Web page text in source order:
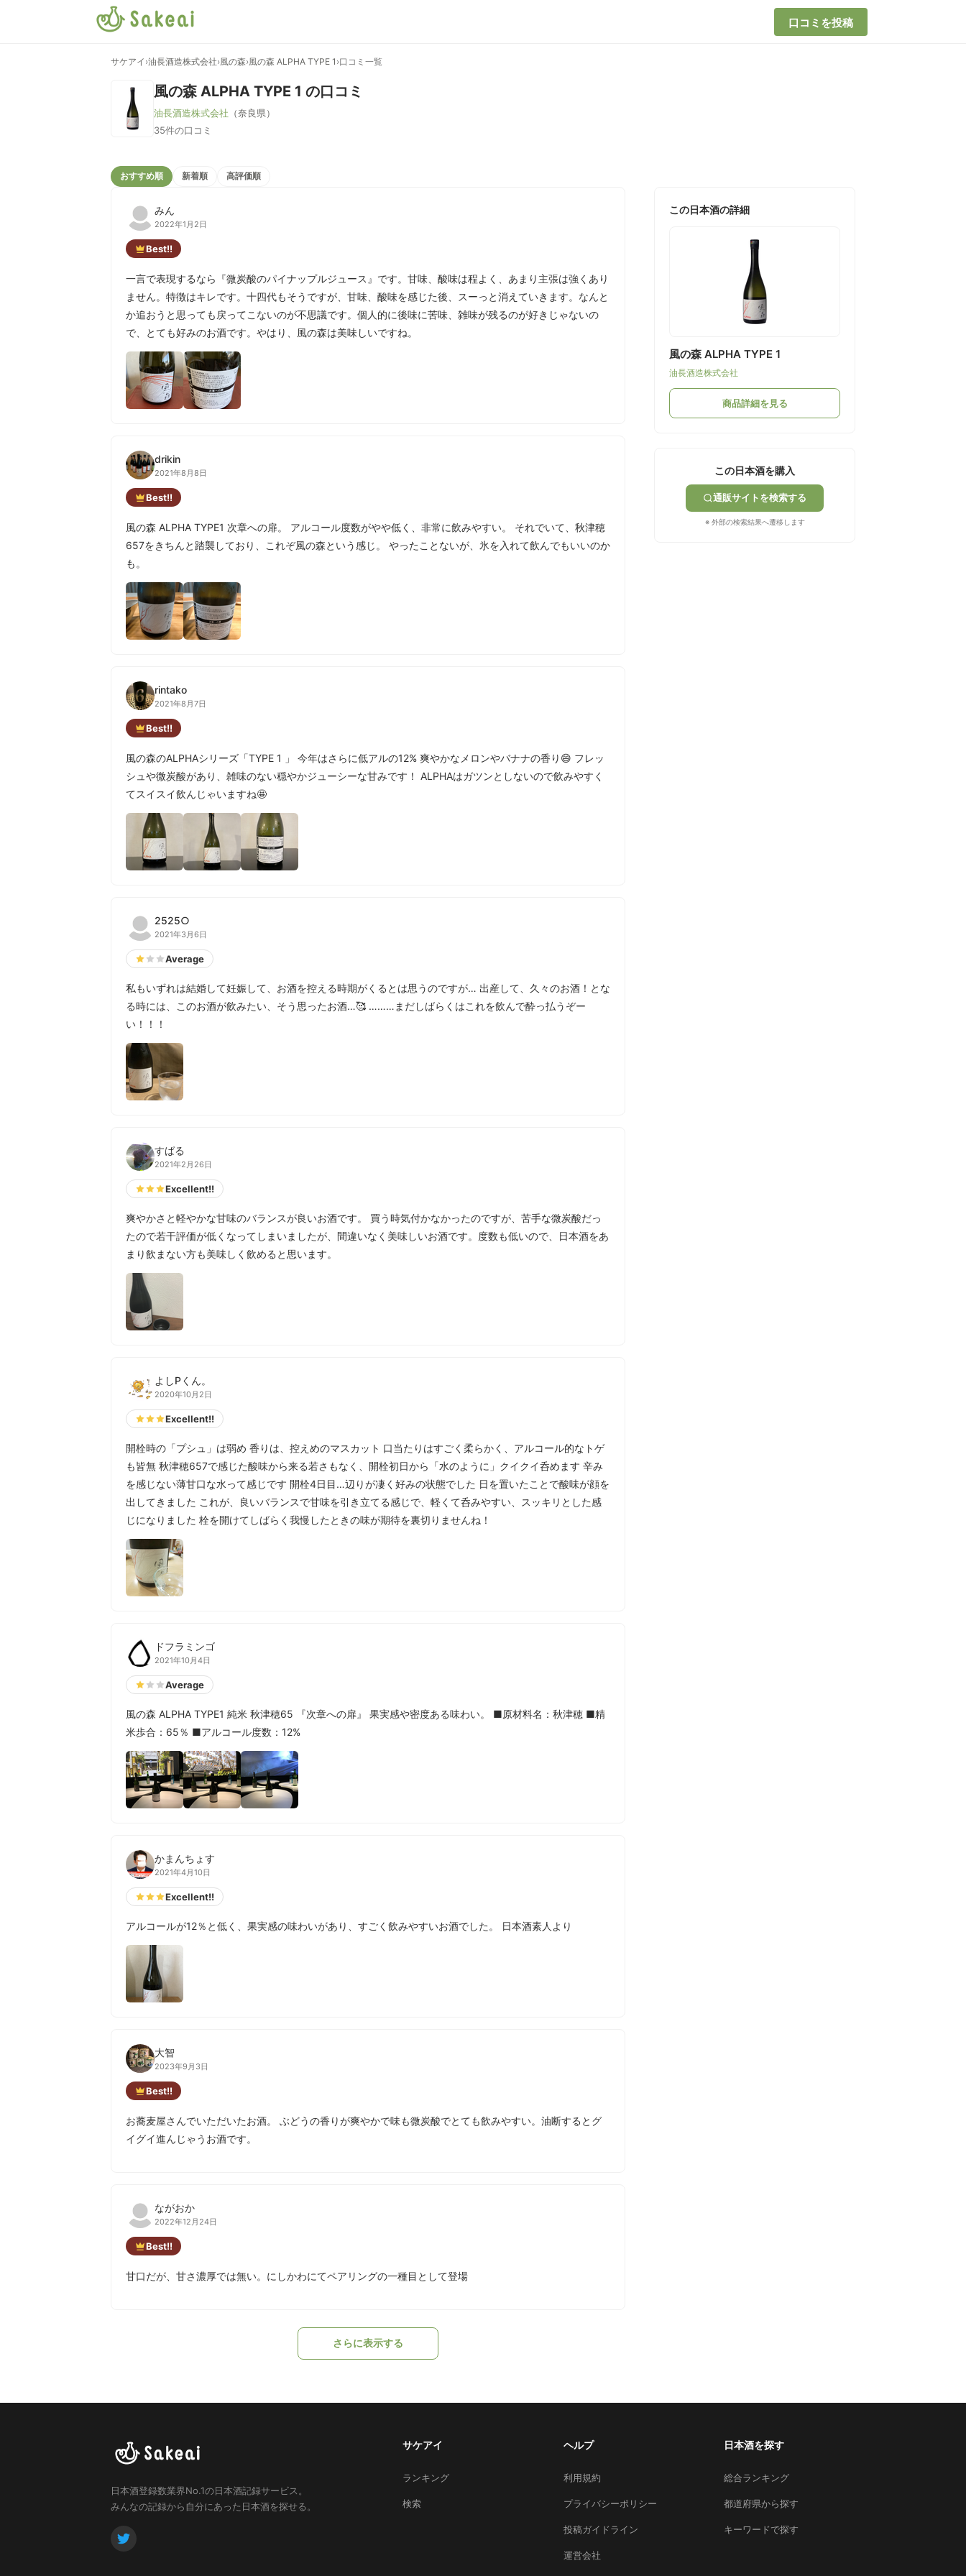
口コミを投稿
サケアイ ›油長酒造株式会社›風の森›風の森 ALPHA TYPE 1 ›口コミ一覧
風の森 ALPHA TYPE 1 の口コミ
油長酒造株式会社 （奈良県）
35件の口コミ
おすすめ順 新着順 高評価順
みん
2022年1月2日
Best!!
一言で表現するなら『微炭酸のパイナップルジュース』です。甘味、酸味は程よく、あまり主張は強くあり
ません。特徴はキレです。十四代もそうですが、甘味、酸味を感じた後、スーっと消えていきます。なんと
か追おうと思っても戻ってこないのが不思議です。個人的に後味に苦味、雑味が残るのが好きじゃないの
で、とても好みのお酒です。やはり、風の森は美味しいですね。
drikin
2021年8月8日
Best!!
風の森 ALPHA TYPE1 次章への扉。 アルコール度数がやや低く、非常に飲みやすい。 それでいて、秋津穂
657をきちんと踏襲しており、これぞ風の森という感じ。 やったことないが、氷を入れて飲んでもいいのか
も。
rintako
2021年8月7日
Best!!
風の森のALPHAシリーズ「TYPE 1 」 今年はさらに低アルの12% 爽やかなメロンやバナナの香り😄 フレッ
シュや微炭酸があり、雑味のない穏やかジューシーな甘みです！ ALPHAはガツンとしないので飲みやすく
てスイスイ飲んじゃいますね🤩
2525○
2021年3月6日
Average
私もいずれは結婚して妊娠して、お酒を控える時期がくるとは思うのですが… 出産して、久々のお酒！とな
る時には、このお酒が飲みたい、そう思ったお酒…🥰 ………まだしばらくはこれを飲んで酔っ払うぞー
い！！！
すばる
2021年2月26日
Excellent!!
爽やかさと軽やかな甘味のバランスが良いお酒です。 買う時気付かなかったのですが、苦手な微炭酸だっ
たので若干評価が低くなってしまいましたが、間違いなく美味しいお酒です。度数も低いので、日本酒をあ
まり飲まない方も美味しく飲めると思います。
よしPくん。
2020年10月2日
Excellent!!
開栓時の「プシュ」は弱め 香りは、控えめのマスカット 口当たりはすごく柔らかく、アルコール的なトゲ
も皆無 秋津穂657で感じた酸味から来る若さもなく、開栓初日から「水のように」クイクイ呑めます 辛み
を感じない薄甘口な水って感じです 開栓4日目…辺りが凄く好みの状態でした 日を置いたことで酸味が顔を
出してきました これが、良いバランスで甘味を引き立てる感じで、軽くて呑みやすい、スッキリとした感
じになりました 栓を開けてしばらく我慢したときの味が期待を裏切りませんね！
ドフラミンゴ
2021年10月4日
Average
風の森 ALPHA TYPE1 純米 秋津穂65 『次章への扉』 果実感や密度ある味わい。 ■原材料名：秋津穂 ■精
米歩合：65％ ■アルコール度数：12%
かまんちょす
2021年4月10日
Excellent!!
アルコールが12％と低く、果実感の味わいがあり、すごく飲みやすいお酒でした。 日本酒素人より
大智
2023年9月3日
Best!!
お蕎麦屋さんでいただいたお酒。 ぶどうの香りが爽やかで味も微炭酸でとても飲みやすい。油断するとグ
イグイ進んじゃうお酒です。
ながおか
2022年12月24日
Best!!
甘口だが、甘さ濃厚では無い。にしかわにてペアリングの一種目として登場
さらに表示する
この日本酒の詳細
風の森 ALPHA TYPE 1
油長酒造株式会社
商品詳細を見る
この日本酒を購入
通販サイトを検索する
※ 外部の検索結果へ遷移します
日本酒登録数業界No.1の日本酒記録サービス。
みんなの記録から自分にあった日本酒を探せる。
サケアイ
ランキング
検索
ヘルプ
利用規約
プライバシーポリシー
投稿ガイドライン
運営会社
日本酒を探す
総合ランキング
都道府県から探す
キーワードで探す